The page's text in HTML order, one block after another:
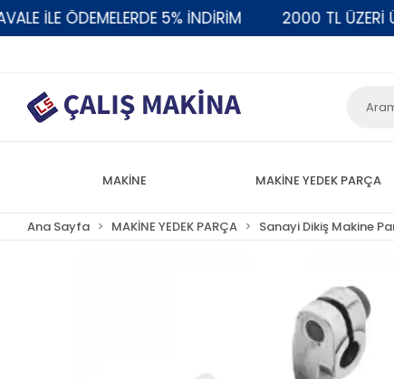
İLE ÖDEMELERDE 5% İNDİRİM 2000 TL ÜZERİ
MAKİNE MAKİNE YEDEK PARÇA
Ana Sayfa MAKİNE YEDEK PARÇA Sanayi Dikiş Makine